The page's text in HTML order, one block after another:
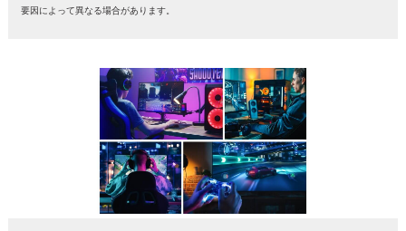
要因によって異なる場合があります。